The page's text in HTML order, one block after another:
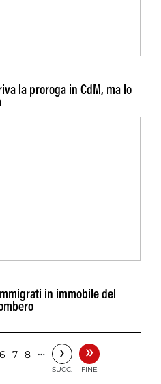
la proroga in CdM, ma lo
in immobile del
6 7 8 … ›
SUCC.
»
FINE